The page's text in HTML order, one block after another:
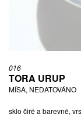
016
TORA URUP
MÍSA, NEDATOVÁNO
sklo čiré a barevné,